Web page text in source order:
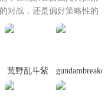
的角色，熟悉其技能
对战，还是偏好策略性的
荒野乱斗紫
色服游戏